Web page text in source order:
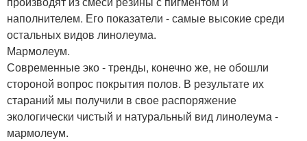
наполнителем. Его показатели - самые высокие среди
остальных видов линолеума.
Мармолеум.
Современные эко - тренды, конечно же, не обошли
стороной вопрос покрытия полов. В результате их
стараний мы получили в свое распоряжение
экологически чистый и натуральный вид линолеума -
мармолеум.